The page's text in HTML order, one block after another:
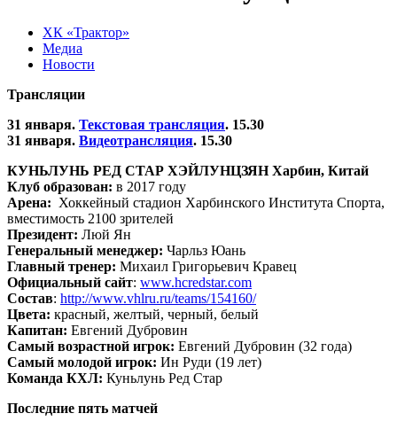
ХК «Трактор»
Медиа
Новости
Трансляции
31 января. Текстовая трансляция. 15.30
31 января. Видеотрансляция. 15.30
КУНЬЛУНЬ РЕД СТАР ХЭЙЛУНЦЗЯН Харбин, Китай
Клуб образован: в 2017 году
Арена: Хоккейный стадион Харбинского Института Спорта,
вместимость 2100 зрителей
Президент: Люй Ян
Генеральный менеджер: Чарльз Юань
Главный тренер: Михаил Григорьевич Кравец
Официальный сайт: www.hcredstar.com
Состав: http://www.vhlru.ru/teams/154160/
Цвета: красный, желтый, черный, белый
Капитан: Евгений Дубровин
Самый возрастной игрок: Евгений Дубровин (32 года)
Самый молодой игрок: Ин Руди (19 лет)
Команда КХЛ: Куньлунь Ред Стар
Последние пять матчей